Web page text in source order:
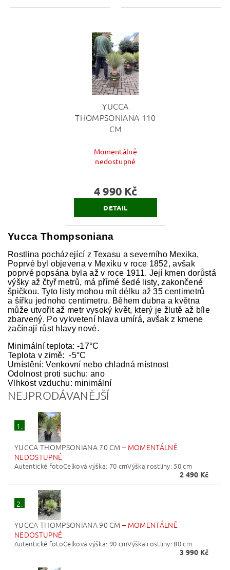
Yucca Thompsoniana
Rostlina pocházející z Texasu a severního Mexika,
Poprvé byl objevena v Mexiku v roce 1852, avšak
poprvé popsána byla až v roce 1911. Její kmen dorůstá
výšky až čtyř metrů, má přímé šedé listy, zakončené
špičkou. Tyto listy mohou mít délku až 35 centimetrů
a šířku jednoho centimetru. Během dubna a května
může utvořit až metr vysoký květ, který je žlutě až bíle
zbarvený. Po vykvetení hlava umírá, avšak z kmene
začínají růst hlavy nové.
Minimální teplota: -17°C
Teplota v zimě: -5°C
Umístění: Venkovní nebo chladná místnost
Odolnost proti suchu: ano
Vlhkost vzduchu: minimální
NEJPRODÁVANĚJŠÍ
1.
YUCCA THOMPSONIANA 70 CM– MOMENTÁLNĚ
NEDOSTUPNÉ
Autentické fotoCelková výška: 70 cmVýška rostliny: 50 cm
2 490 Kč
2.
YUCCA THOMPSONIANA 90 CM– MOMENTÁLNĚ
NEDOSTUPNÉ
Autentické fotoCelková výška: 90 cmVýška rostliny: 80 cm
3 990 Kč
YUCCA
THOMPSONIANA 110
CM
Momentálně
nedostupné
4 990 Kč
DETAIL